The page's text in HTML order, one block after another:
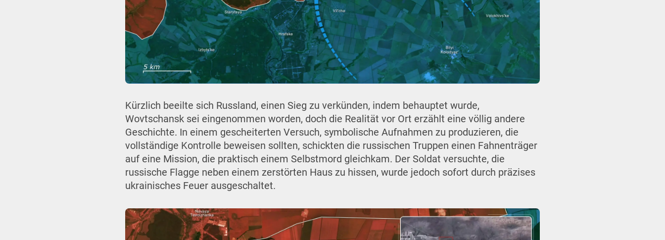
Kürzlich beeilte sich Russland, einen Sieg zu verkünden, indem behauptet wurde,
Wovtschansk sei eingenommen worden, doch die Realität vor Ort erzählt eine völlig andere
Geschichte. In einem gescheiterten Versuch, symbolische Aufnahmen zu produzieren, die
vollständige Kontrolle beweisen sollten, schickten die russischen Truppen einen Fahnenträger
auf eine Mission, die praktisch einem Selbstmord gleichkam. Der Soldat versuchte, die
russische Flagge neben einem zerstörten Haus zu hissen, wurde jedoch sofort durch präzises
ukrainisches Feuer ausgeschaltet.